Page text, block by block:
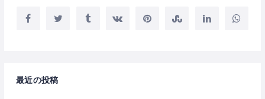
最近の投稿